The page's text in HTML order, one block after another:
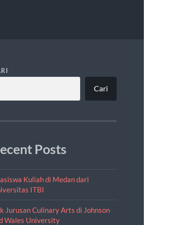
Cari
Posts
Kuliah di Medan dari
ITBI
Jurusan Culinary Arts di Johnson
Wales University